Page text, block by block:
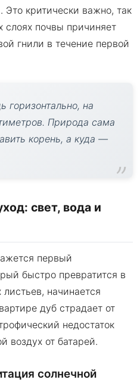
Это критически важно, так
слоях почвы причиняет
гнили в течение первой
горизонтально, на
Природа сама
корень, а куда —
свет, вода и
первый
быстро превратится в
начинается
дуб страдает от
недостаток
воздух от батарей.
солнечной